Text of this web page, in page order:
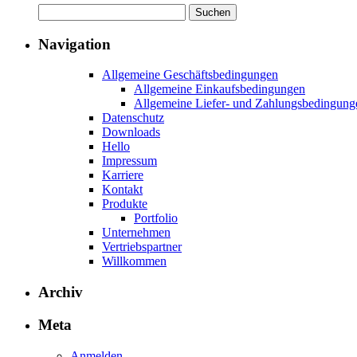
1
nach:
Navigation
Allgemeine Geschäftsbedingungen
Allgemeine Einkaufsbedingungen
Allgemeine Liefer- und
Datenschutz
Downloads
Hello
Impressum
Karriere
Kontakt
Produkte
Portfolio
Unternehmen
Vertriebspartner
Willkommen
Archiv
Meta